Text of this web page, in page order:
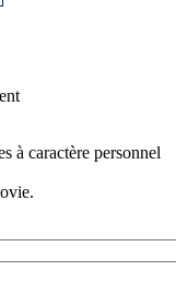
à caractère personnel